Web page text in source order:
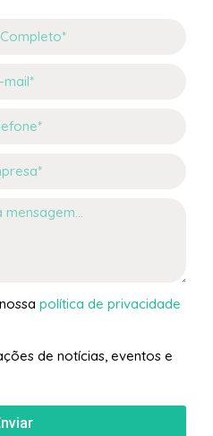
política de privacidade
de notícias, eventos e